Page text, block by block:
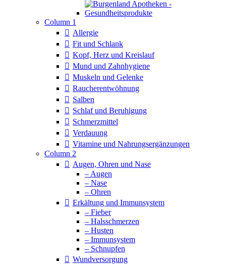
Column 1
Allergie
Fit und Schlank
Kopf, Herz und Kreislauf
Mund und Zahnhygiene
Muskeln und Gelenke
Raucherentwöhnung
Salben
Schlaf und Beruhigung
Schmerzmittel
Verdauung
Vitamine und Nahrungsergänzungen
Column 2
Augen, Ohren und Nase
– Augen
– Nase
– Ohren
Erkältung und Immunsystem
– Fieber
– Halsschmerzen
– Husten
– Immunsystem
– Schnupfen
Wundversorgung